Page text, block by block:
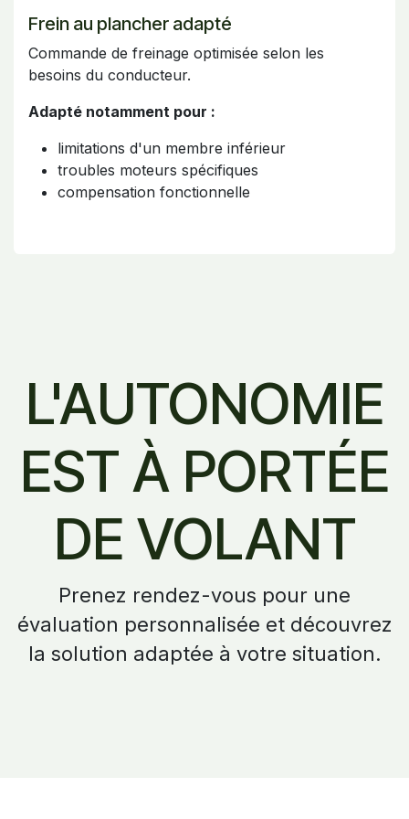
Frein au plancher adapté
Commande de freinage optimisée selon les
besoins du conducteur.
Adapté notamment pour :
limitations d'un membre inférieur
troubles moteurs spécifiques
compensation fonctionnelle
L'AUTONOMIE
EST À PORTÉE
DE VOLANT
Prenez rendez-vous pour une
évaluation personnalisée et découvrez
la solution adaptée à votre situation.